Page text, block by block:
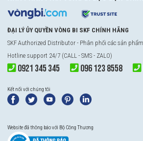
ĐẠI LÝ ỦY QUYỀN VÒNG BI SKF CHÍNH HÃNG
SKF Authorized Distributor - Phân phối các sản
Hotline support 24/7 (CALL - SMS - ZALO)
0921 345 345 096 123 8558
Kết nối với chúng tôi
Website đã thông báo với Bộ Công Thương